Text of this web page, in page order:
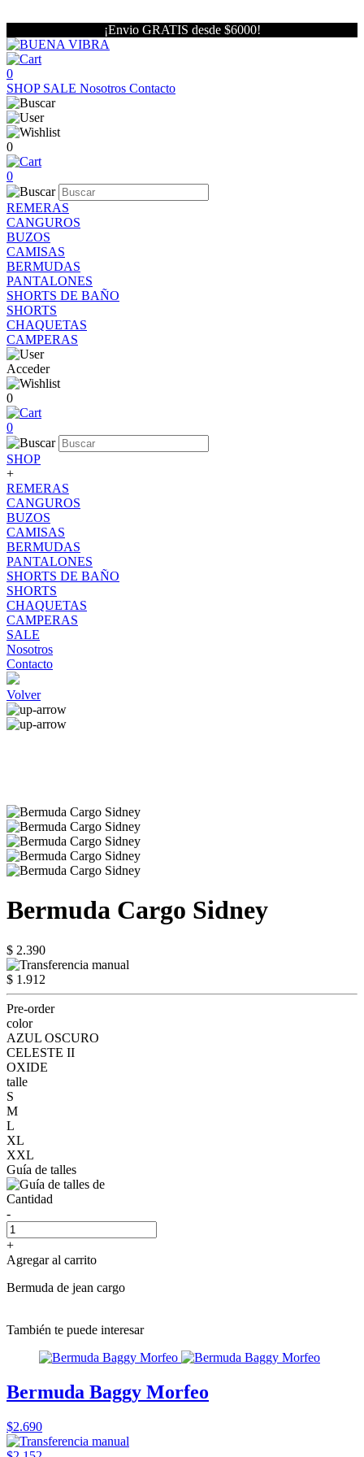
¡Envio GRATIS desde $6000!
0
SHOP SALE Nosotros Contacto
0
0
REMERAS
CANGUROS
BUZOS
CAMISAS
BERMUDAS
PANTALONES
SHORTS DE BAÑO
SHORTS
CHAQUETAS
CAMPERAS
Acceder
0
0
SHOP
+
REMERAS
CANGUROS
BUZOS
CAMISAS
BERMUDAS
PANTALONES
SHORTS DE BAÑO
SHORTS
CHAQUETAS
CAMPERAS
SALE
Nosotros
Contacto
Volver
Bermuda Cargo Sidney
$ 2.390
$ 1.912
Pre-order
color
AZUL OSCURO
CELESTE II
OXIDE
talle
S
M
L
XL
XXL
Guía de talles
Cantidad
-
+
Agregar al carrito
Bermuda de jean cargo
También te puede interesar
Bermuda Baggy Morfeo
$2.690